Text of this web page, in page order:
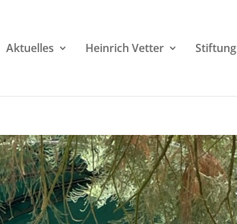
Aktuelles Heinrich Vetter Stiftung